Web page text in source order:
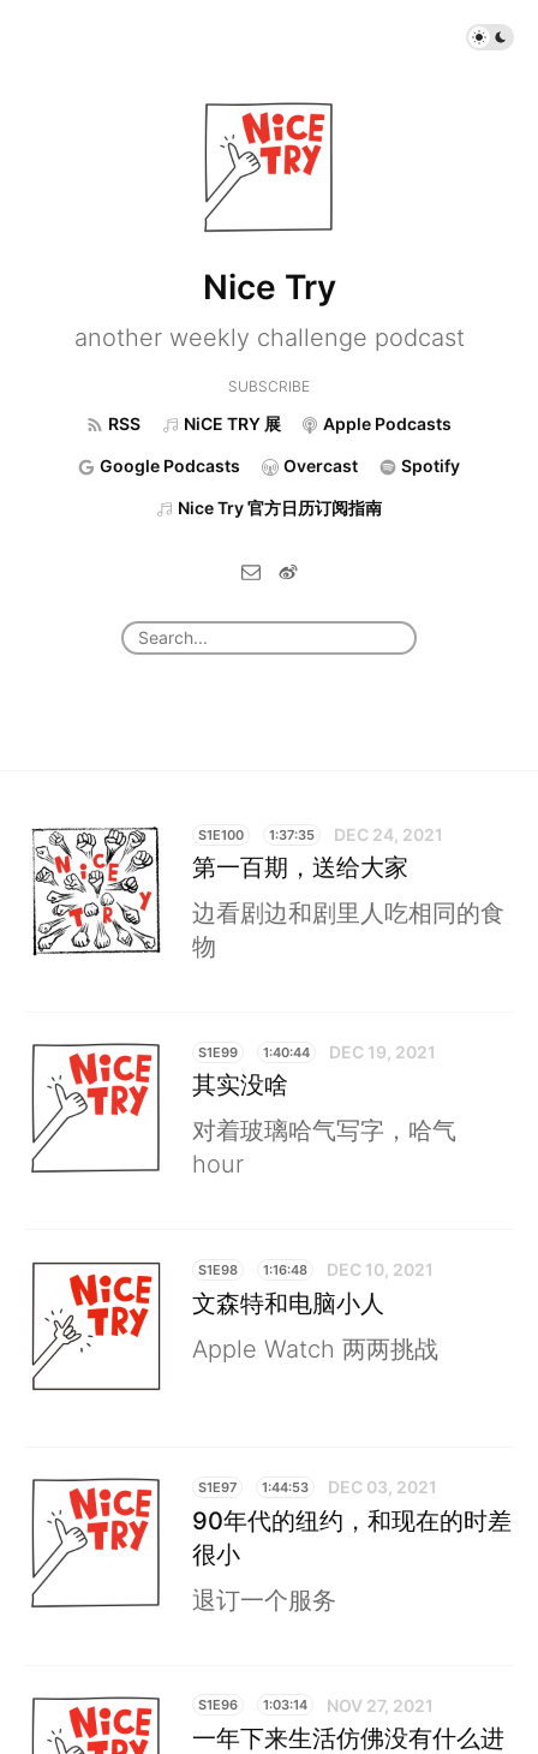
Nice Try
another weekly challenge podcast
SUBSCRIBE
RSS NiCE TRY 展 Apple Podcasts
Google Podcasts Overcast Spotify
Nice Try 官方日历订阅指南
S1E100 1:37:35 DEC 24, 2021
第一百期，送给大家
边看剧边和剧里人吃相同的食
物
S1E99 1:40:44 DEC 19, 2021
其实没啥
对着玻璃哈气写字，哈气
hour
S1E98 1:16:48 DEC 10, 2021
文森特和电脑小人
Apple Watch 两两挑战
S1E97 1:44:53 DEC 03, 2021
90年代的纽约，和现在的时差
很小
退订一个服务
S1E96 1:03:14 NOV 27, 2021
一年下来生活仿佛没有什么进